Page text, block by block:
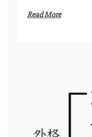
Read More